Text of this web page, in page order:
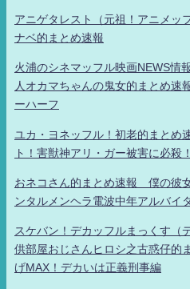
アニゲタレスト（元祖！アニメ
ナベ的まとめ速報
火浦のシネマッフル映画NEWS情
人オカマちゃんの鬼女的まとめ速
ーハーフ
ユカ・ヨネッフル！初老的まとめ
ト！害獣神アリ・ガー被害に必殺
おネコさん的まとめ速報 僕の彼
ンタルメンヘラ電波中年アルバイ
スケバン！デカッフルまっくす（
供部屋おじさんヒロシ之古惑仔的
げMAX！デカいは正義刑事編